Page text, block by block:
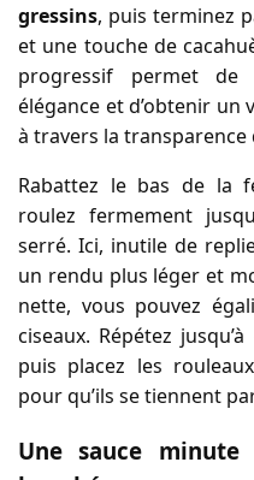
gressins, puis terminez
et une touche de
progressif permet
élégance et d’obtenir
à travers la transparence
Rabattez le bas de la
roulez fermement
serré. Ici, inutile de
un rendu plus léger et
nette, vous pouvez
ciseaux. Répétez
puis placez les
pour qu’ils se tiennent
Une sauce